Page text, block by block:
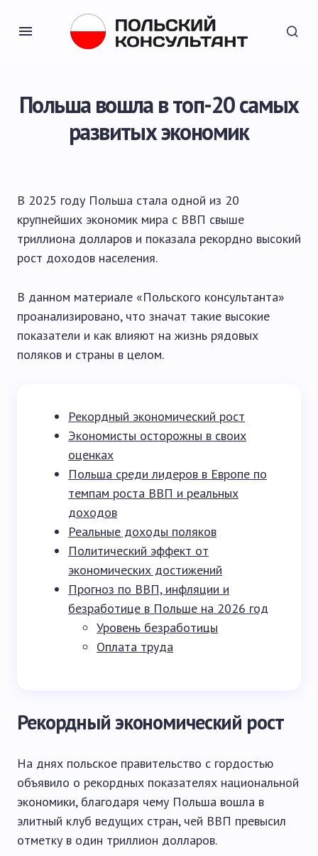
Польша вошла в топ-20 самых
развитых экономик
В 2025 году Польша стала одной из 20
крупнейших экономик мира с ВВП свыше
триллиона долларов и показала рекордно высокий
рост доходов населения.
В данном материале «Польского консультанта»
проанализировано, что значат такие высокие
показатели и как влияют на жизнь рядовых
поляков и страны в целом.
Рекордный экономический рост
Экономисты осторожны в своих
оценках
Польша среди лидеров в Европе по
темпам роста ВВП и реальных
доходов
Реальные доходы поляков
Политический эффект от
экономических достижений
Прогноз по ВВП, инфляции и
безработице в Польше на 2026 год
Уровень безработицы
Оплата труда
Рекордный экономический рост
На днях польское правительство с гордостью
объявило о рекордных показателях национальной
экономики, благодаря чему Польша вошла в
элитный клуб ведущих стран, чей ВВП превысил
отметку в один триллион долларов.